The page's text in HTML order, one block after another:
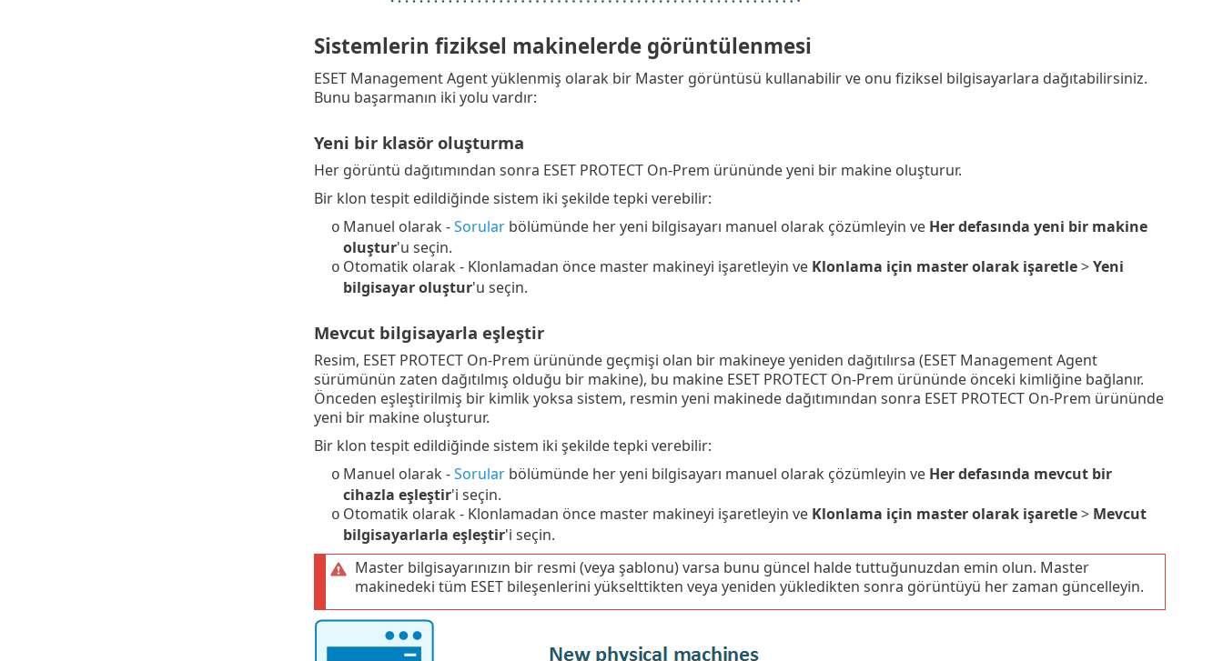
Sistemlerin fiziksel makinelerde görüntülenmesi
ESET Management Agent yüklenmiş olarak bir Master görüntüsü kullanabilir ve onu fiziksel bilgisayarlara dağıtabilirsiniz.
Bunu başarmanın iki yolu vardır:
Yeni bir klasör oluşturma
Her görüntü dağıtımından sonra ESET PROTECT On-Prem ürününde yeni bir makine oluşturur.
Bir klon tespit edildiğinde sistem iki şekilde tepki verebilir:
o Manuel olarak -Sorularbölümünde her yeni bilgisayarı manuel olarak çözümleyin ve Her defasında yeni bir makine
oluştur'u seçin.
o Otomatik olarak - Klonlamadan önce master makineyi işaretleyin ve Klonlama için master olarak işaretle>Yeni
bilgisayar oluştur'u seçin.
Mevcut bilgisayarla eşleştir
Resim, ESET PROTECT On-Prem ürününde geçmişi olan bir makineye yeniden dağıtılırsa (ESET Management Agent
sürümünün zaten dağıtılmış olduğu bir makine), bu makine ESET PROTECT On-Prem ürününde önceki kimliğine bağlanır.
Önceden eşleştirilmiş bir kimlik yoksa sistem, resmin yeni makinede dağıtımından sonra ESET PROTECT On-Prem ürününde
yeni bir makine oluşturur.
Bir klon tespit edildiğinde sistem iki şekilde tepki verebilir:
o Manuel olarak -Sorularbölümünde her yeni bilgisayarı manuel olarak çözümleyin ve Her defasında mevcut bir
cihazla eşleştir'i seçin.
o Otomatik olarak - Klonlamadan önce master makineyi işaretleyin ve Klonlama için master olarak işaretle> Mevcut
bilgisayarlarla eşleştir'i seçin.
Master bilgisayarınızın bir resmi (veya şablonu) varsa bunu güncel halde tuttuğunuzdan emin olun. Master
makinedeki tüm ESET bileşenlerini yükselttikten veya yeniden yükledikten sonra görüntüyü her zaman güncelleyin.